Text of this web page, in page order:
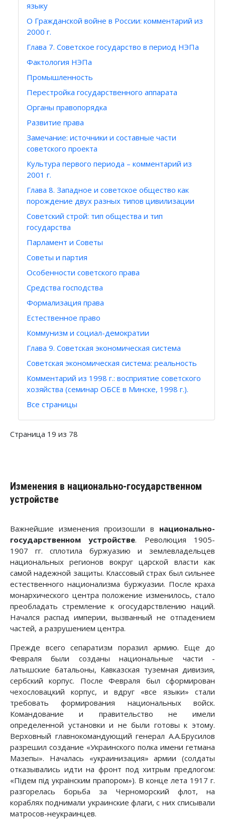
языку
О Гражданской войне в России: комментарий из
2000 г.
Глава 7. Советское государство в период НЭПа
Фактология НЭПа
Промышленность
Перестройка государственного аппарата
Органы правопорядка
Развитие права
Замечание: источники и составные части
советского проекта
Культура первого периода – комментарий из
2001 г.
Глава 8. Западное и советское общество как
порождение двух разных типов цивилизации
Cоветский строй: тип общества и тип
государства
Парламент и Советы
Советы и партия
Особенности советского права
Средства господства
Формализация права
Естественное право
Коммунизм и социал-демократии
Глава 9. Советская экономическая система
Советская экономическая система: реальность
Комментарий из 1998 г.: восприятие советского
хозяйства (семинар ОБСЕ в Минске, 1998 г.).
Все страницы
Страница 19 из 78
Изменения в национально-государственном
устройстве
Важнейшие изменения произошли в национально-
государственном устройстве. Революция 1905-
1907 гг. сплотила буржуазию и землевладельцев
национальных регионов вокруг царской власти как
самой надежной защиты. Классовый страх был сильнее
естественного национализма буржуазии. После краха
монархического центра положение изменилось, стало
преобладать стремление к огосударствлению наций.
Начался распад империи, вызванный не отпадением
частей, а разрушением центра.
Прежде всего сепаратизм поразил армию. Еще до
Февраля были созданы национальные части -
латышские батальоны, Кавказская туземная дивизия,
сербский корпус. После Февраля был сформирован
чехословацкий корпус, и вдруг «все языки» стали
требовать формирования национальных войск.
Командование и правительство не имели
определенной установки и не были готовы к этому.
Верховный главнокомандующий генерал А.А.Брусилов
разрешил создание «Украинского полка имени гетмана
Мазепы». Началась «украинизация» армии (солдаты
отказывались идти на фронт под хитрым предлогом:
«Пiдем пiд украiнским прапором»). В конце лета 1917 г.
разгорелась борьба за Черноморский флот, на
кораблях поднимали украинские флаги, с них списывали
матросов-неукраинцев.